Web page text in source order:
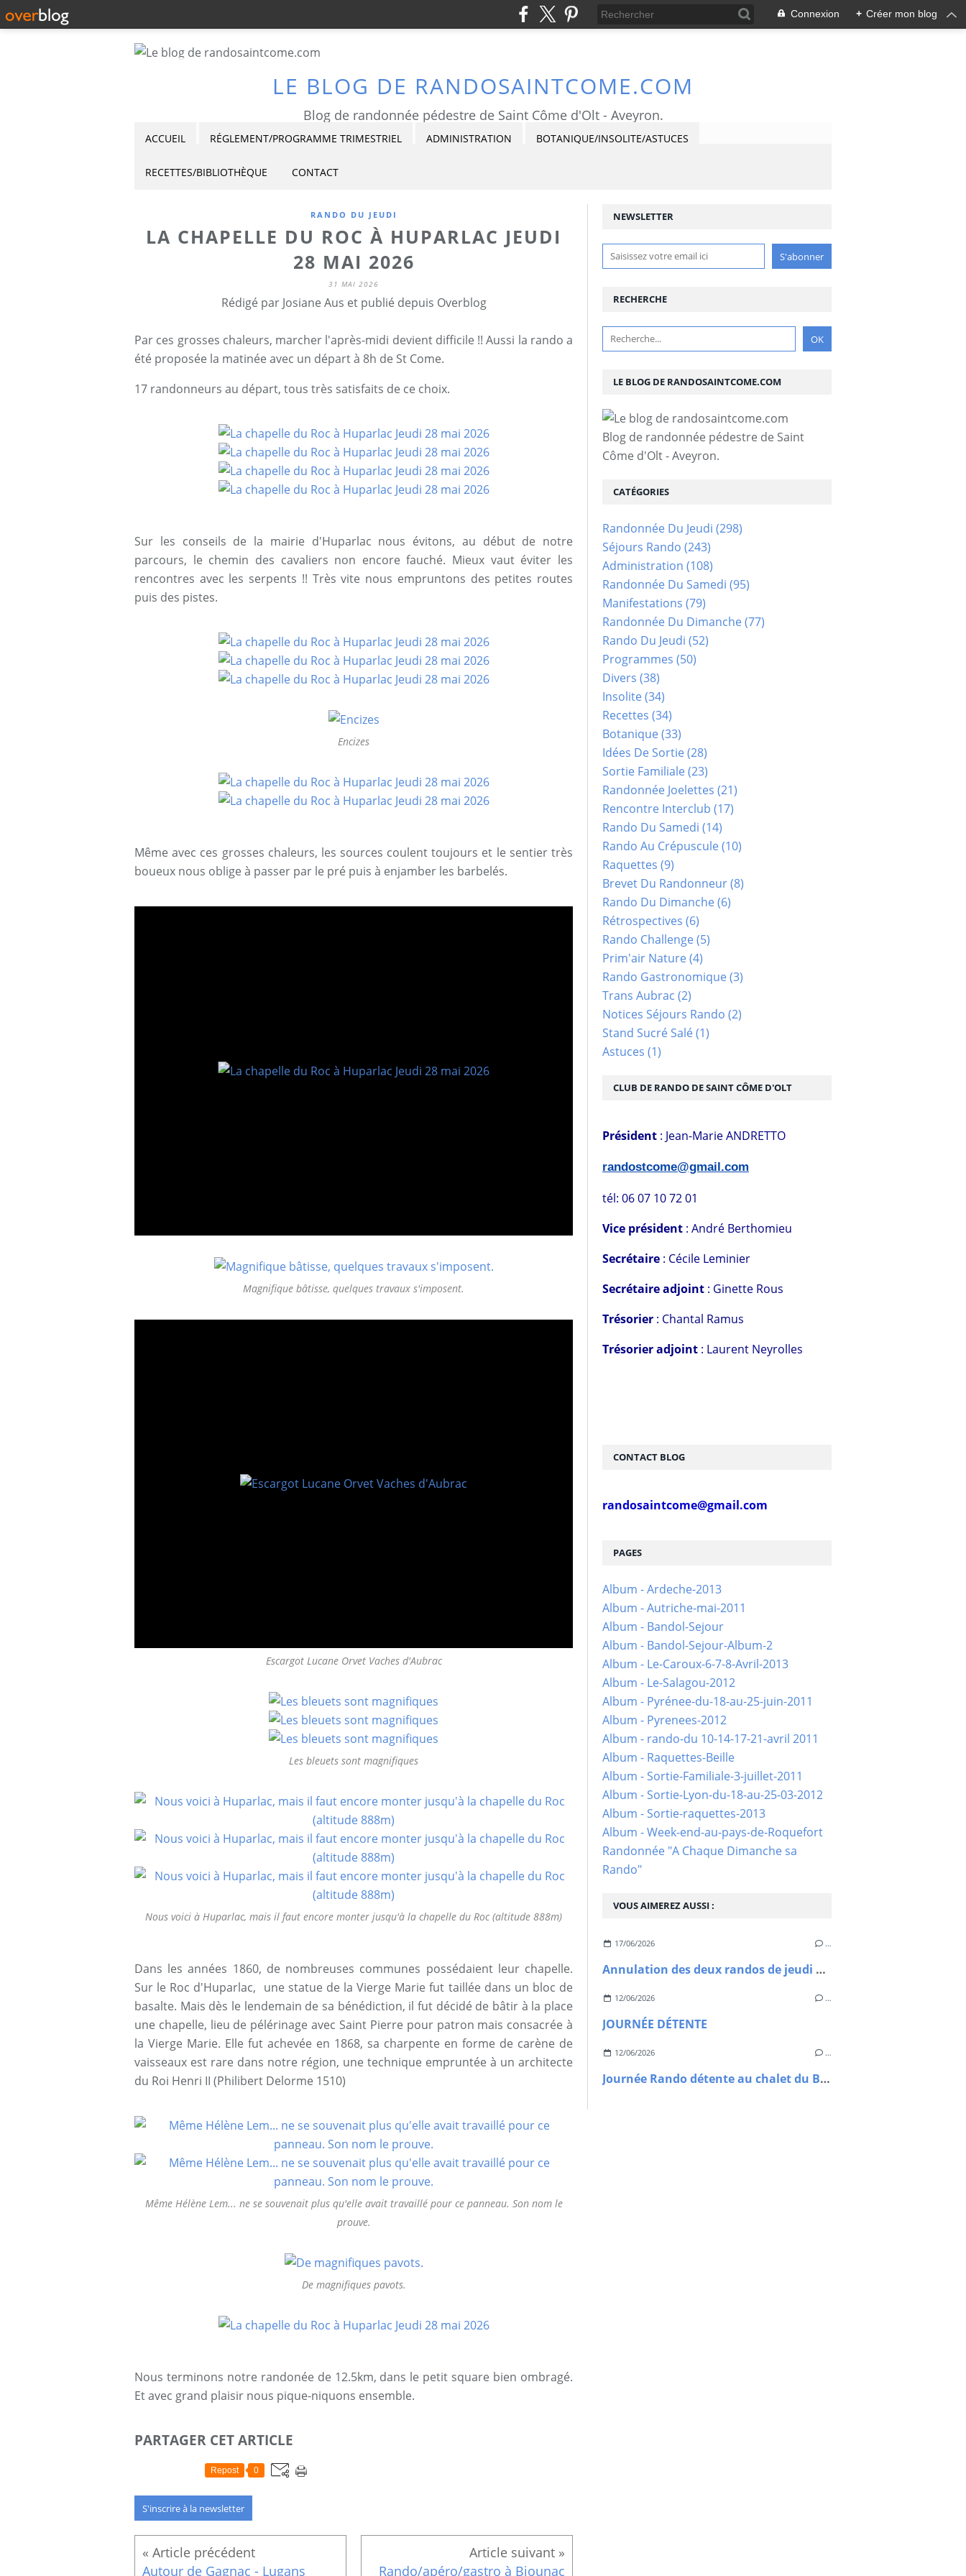
Connexion + Créer mon blog
LE BLOG DE RANDOSAINTCOME.COM
Blog de randonnée pédestre de Saint Côme d'Olt - Aveyron.
ACCUEIL RÉGLEMENT/PROGRAMME TRIMESTRIEL ADMINISTRATION BOTANIQUE/INSOLITE/ASTUCES
RECETTES/BIBLIOTHÈQUE CONTACT
RANDO DU JEUDI
LA CHAPELLE DU ROC À HUPARLAC JEUDI
28 MAI 2026
31 MAI 2026
Rédigé par Josiane Aus et publié depuis Overblog
Par ces grosses chaleurs, marcher l'après-midi devient difficile !! Aussi la rando a
été proposée la matinée avec un départ à 8h de St Come.
17 randonneurs au départ, tous très satisfaits de ce choix.
Sur les conseils de la mairie d'Huparlac nous évitons, au début de notre
parcours, le chemin des cavaliers non encore fauché. Mieux vaut éviter les
rencontres avec les serpents !! Très vite nous empruntons des petites routes
puis des pistes.
Encizes
Même avec ces grosses chaleurs, les sources coulent toujours et le sentier très
boueux nous oblige à passer par le pré puis à enjamber les barbelés.
Magnifique bâtisse, quelques travaux s'imposent.
Escargot Lucane Orvet Vaches d'Aubrac
Les bleuets sont magnifiques
Nous voici à Huparlac, mais il faut encore monter jusqu'à la chapelle du Roc (altitude 888m)
Dans les années 1860, de nombreuses communes possédaient leur chapelle.
Sur le Roc d'Huparlac, une statue de la Vierge Marie fut taillée dans un bloc de
basalte. Mais dès le lendemain de sa bénédiction, il fut décidé de bâtir à la place
une chapelle, lieu de pélérinage avec Saint Pierre pour patron mais consacrée à
la Vierge Marie. Elle fut achevée en 1868, sa charpente en forme de carène de
vaisseaux est rare dans notre région, une technique empruntée à un architecte
du Roi Henri II (Philibert Delorme 1510)
Même Hélène Lem... ne se souvenait plus qu'elle avait travaillé pour ce panneau. Son nom le
prouve.
De magnifiques pavots.
Nous terminons notre randonée de 12.5km, dans le petit square bien ombragé.
Et avec grand plaisir nous pique-niquons ensemble.
PARTAGER CET ARTICLE
Repost 0
S'inscrire à la newsletter
Autour de Gagnac - Lugans Rando/apéro/gastro à Biounac
NEWSLETTER
RECHERCHE
LE BLOG DE RANDOSAINTCOME.COM
Blog de randonnée pédestre de Saint
Côme d'Olt - Aveyron.
VOUS AIMEREZ AUSSI :
17/06/2026 …
Annulation des deux randos de jeudi 18 juin
12/06/2026 …
JOURNÉE DÉTENTE
12/06/2026 …
Journée Rando détente au chalet du Bouyssou
PAGES
Album - Ardeche-2013
Album - Autriche-mai-2011
Album - Bandol-Sejour
Album - Bandol-Sejour-Album-2
Album - Le-Caroux-6-7-8-Avril-2013
Album - Le-Salagou-2012
Album - Pyrénee-du-18-au-25-juin-2011
Album - Pyrenees-2012
Album - rando-du 10-14-17-21-avril 2011
Album - Raquettes-Beille
Album - Sortie-Familiale-3-juillet-2011
Album - Sortie-Lyon-du-18-au-25-03-2012
Album - Sortie-raquettes-2013
Album - Week-end-au-pays-de-Roquefort
Randonnée "A Chaque Dimanche sa
Rando"
CATÉGORIES
Randonnée Du Jeudi (298)
Séjours Rando (243)
Administration (108)
Randonnée Du Samedi (95)
Manifestations (79)
Randonnée Du Dimanche(77)
Rando Du Jeudi (52)
Programmes (50)
Divers (38)
Insolite(34)
Recettes (34)
Botanique(33)
Idées De Sortie(28)
Sortie Familiale(23)
Randonnée Joelettes (21)
Rencontre Interclub (17)
Rando Du Samedi (14)
Rando Au Crépuscule(10)
Raquettes (9)
Brevet Du Randonneur(8)
Rando Du Dimanche(6)
Rétrospectives (6)
Rando Challenge(5)
Prim'air Nature(4)
Rando Gastronomique(3)
Trans Aubrac (2)
Notices Séjours Rando (2)
Stand Sucré Salé(1)
Astuces (1)
CLUB DE RANDO DE SAINT CÔME D'OLT
Président : Jean-Marie ANDRETTO
randostcome@gmail.com
tél: 06 07 10 72 01
Vice président : André Berthomieu
Secrétaire : Cécile Leminier
Secrétaire adjoint : Ginette Rous
Trésorier : Chantal Ramus
Trésorier adjoint : Laurent Neyrolles
CONTACT BLOG
randosaintcome@gmail.com